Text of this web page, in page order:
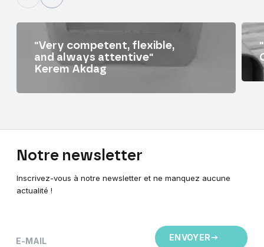
"Very competent, flexible,
and always attentive"
Kerem Akdag
Notre newsletter
Inscrivez-vous à notre newsletter et ne manquez aucune
actualité !
E-MAIL ENVOYER